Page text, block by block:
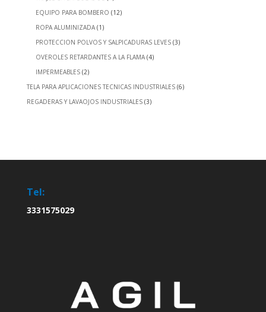
EQUIPO PARA BOMBERO (12)
ROPA ALUMINIZADA (1)
PROTECCION POLVOS Y SALPICADURAS LEVES (3)
OVEROLES RETARDANTES A LA FLAMA (4)
IMPERMEABLES (2)
TELA PARA APLICACIONES TECNICAS INDUSTRIALES (6)
REGADERAS Y LAVAOJOS INDUSTRIALES (3)
Tel:
3331575029